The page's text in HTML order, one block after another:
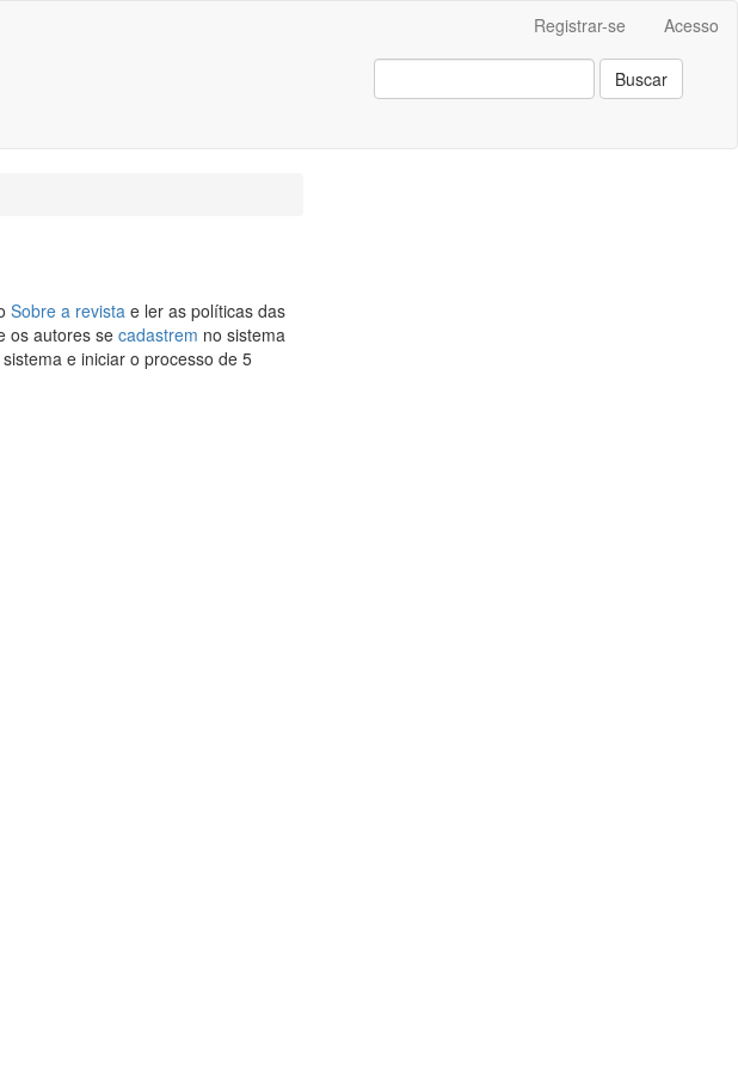
Registrar-se Acesso
Buscar
Sobre a revista e ler as políticas das
os autores se cadastrem no sistema
e iniciar o processo de 5